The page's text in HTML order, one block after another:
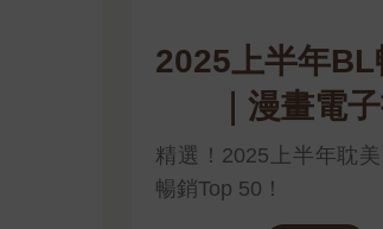
2025上半年BL
｜漫畫電
精選！2025上半年耽
暢銷Top 50！